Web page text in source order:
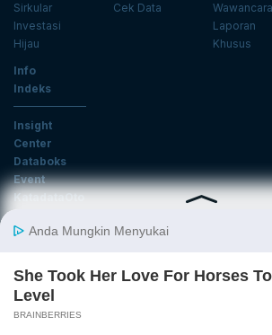
Sirkular
Investasi
Hijau
Cek Data
Wawancara
Laporan
Khusus
Info
Indeks
Insight
Center
Databoks
Event
KatadataOto
Email